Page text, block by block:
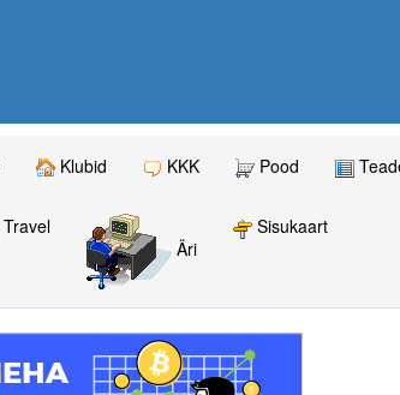
Klubid KKK Pood
Travel
Äri
Sisukaart